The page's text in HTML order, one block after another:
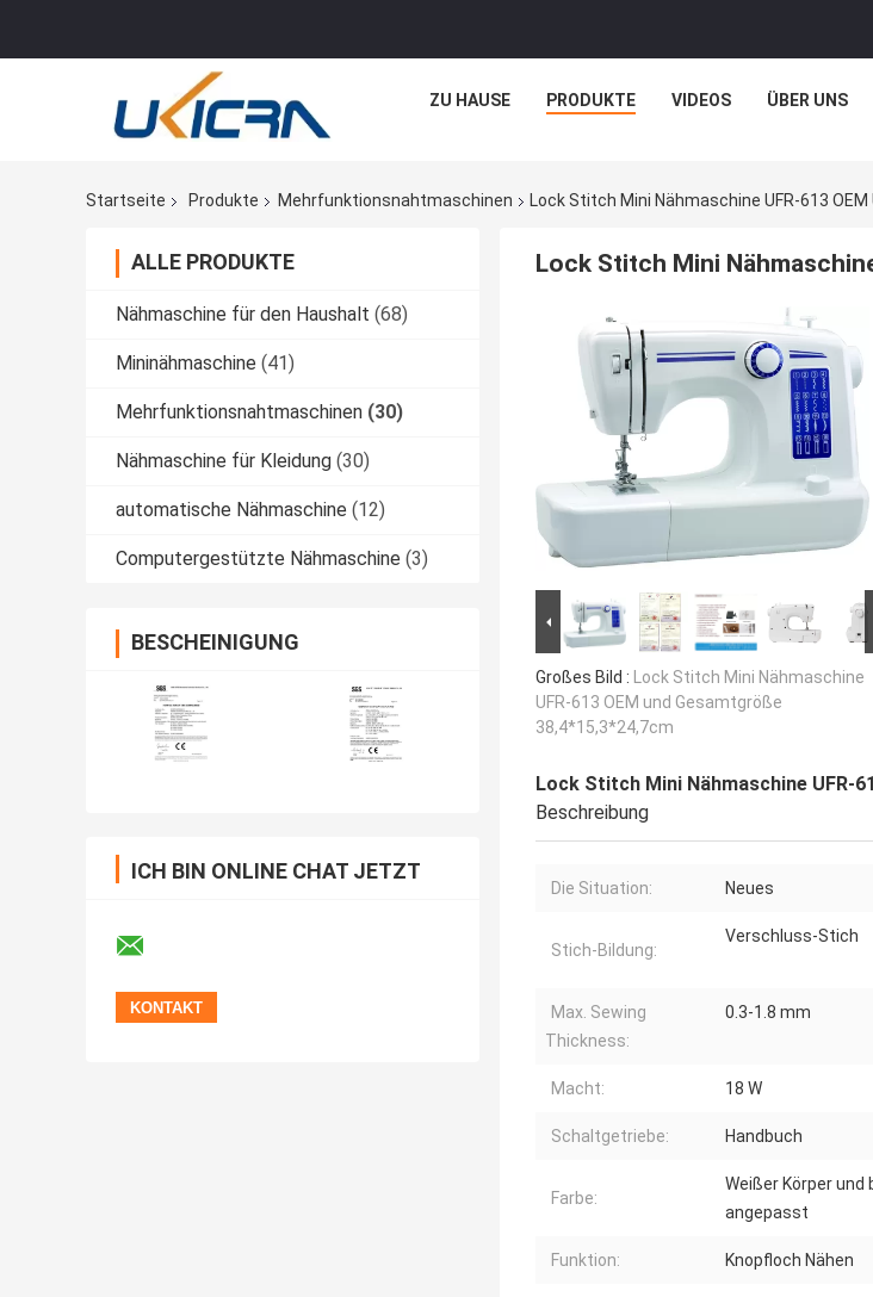
ZU HAUSE PRODUKTE VIDEOS ÜBER UNS
Startseite Produkte Mehrfunktionsnahtmaschinen Lock Stitch Mini Nähmaschine UFR-613
ALLE PRODUKTE
Nähmaschine für den Haushalt (68)
Mininähmaschine (41)
Mehrfunktionsnahtmaschinen (30)
Nähmaschine für Kleidung (30)
automatische Nähmaschine (12)
Computergestützte Nähmaschine (3)
BESCHEINIGUNG
ICH BIN ONLINE CHAT JETZT
Lock Stitch Mini
Großes Bild : Lock Stitch Mini Nähmaschine
UFR-613 OEM und Gesamtgröße
38,4*15,3*24,7cm
Lock Stitch Mini Nähmaschine UFR-
Beschreibung
Die Situation: Neues
Stich-Bildung:
Verschluss-Stich
Max. Sewing
Thickness:
0.3-1.8 mm
Macht: 18 W
Schaltgetriebe: Handbuch
Farbe:
Weißer Körper und
angepasst
Funktion: Knopfloch Nähen